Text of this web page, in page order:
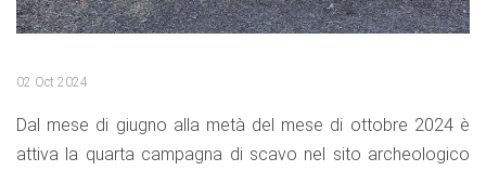
02 Oct 2024
Dal mese di giugno alla metà del mese di ottobre 2024 è
attiva la quarta campagna di scavo nel sito archeologico